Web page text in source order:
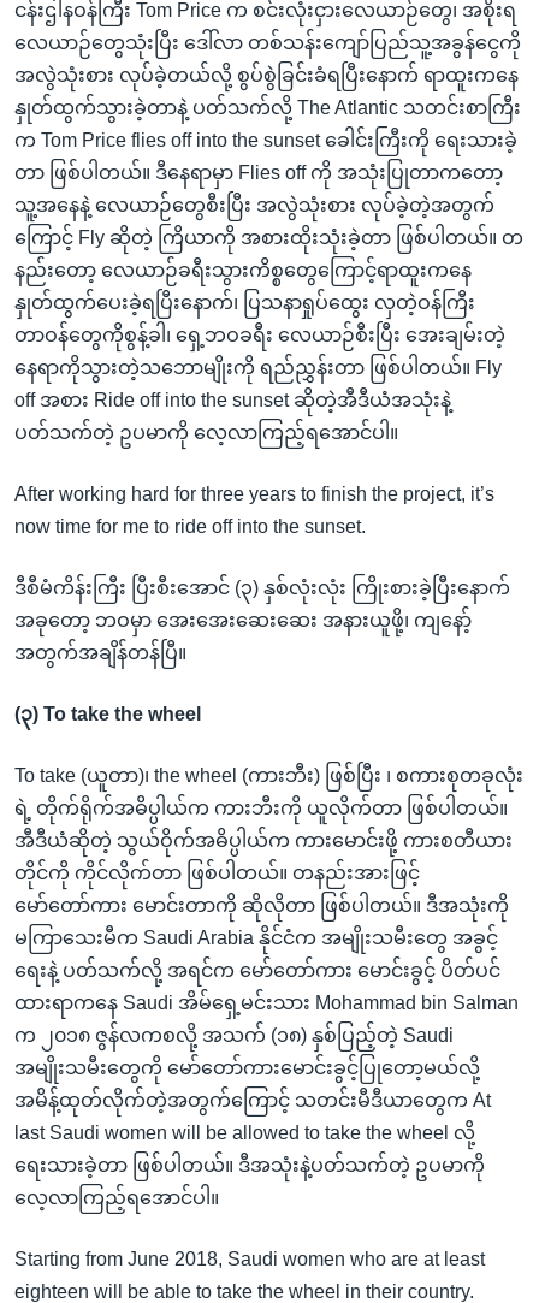
ငန်းဌါနဝန်ကြီး Tom Price က စင်းလုံးငှားလေယာဉ်တွေ၊ အစိုးရ
လေယာဉ်တွေသုံးပြီး ဒေါ်လာ တစ်သန်းကျော်ပြည်သူ့အခွန်ငွေကို
အလွဲသုံးစား လုပ်ခဲ့တယ်လို့ စွပ်စွဲခြင်းခံရပြီးနောက် ရာထူးကနေ
နှုတ်ထွက်သွားခဲ့တာနဲ့ ပတ်သက်လို့ The Atlantic သတင်းစာကြီး
က Tom Price flies off into the sunset ခေါင်းကြီးကို ရေးသားခဲ့
တာ ဖြစ်ပါတယ်။ ဒီနေရာမှာ Flies off ကို အသုံးပြုတာကတော့
သူ့အနေနဲ့ လေယာဉ်တွေစီးပြီး အလွဲသုံးစား လုပ်ခဲ့တဲ့အတွက်
ကြောင့် Fly ဆိုတဲ့ ကြိယာကို အစားထိုးသုံးခဲ့တာ ဖြစ်ပါတယ်။ တ
နည်းတော့ လေယာဉ်ခရီးသွားကိစ္စတွေကြောင့်ရာထူးကနေ
နှုတ်ထွက်ပေးခဲ့ရပြီးနောက်၊ ပြသနာရှုပ်ထွေး လှတဲ့ဝန်ကြီး
တာဝန်တွေကိုစွန့်ခါ၊ ရှေ့ဘဝခရီး လေယာဉ်စီးပြီး အေးချမ်းတဲ့
နေရာကိုသွားတဲ့သဘောမျိုးကို ရည်ညွှန်းတာ ဖြစ်ပါတယ်။ Fly
off အစား Ride off into the sunset ဆိုတဲ့အီဒီယံအသုံးနဲ့
ပတ်သက်တဲ့ ဥပမာကို လေ့လာကြည့်ရအောင်ပါ။
After working hard for three years to finish the project, it’s
now time for me to ride off into the sunset.
ဒီစီမံကိန်းကြီး ပြီးစီးအောင် (၃) နှစ်လုံးလုံး ကြိုးစားခဲ့ပြီးနောက်
အခုတော့ ဘဝမှာ အေးအေးဆေးဆေး အနားယူဖို့၊ ကျနော့်
အတွက်အချိန်တန်ပြီ။
(၃) To take the wheel
To take (ယူတာ)၊ the wheel (ကားဘီး) ဖြစ်ပြီး ၊ စကားစုတခုလုံး
ရဲ့ တိုက်ရိုက်အဓိပ္ပါယ်က ကားဘီးကို ယူလိုက်တာ ဖြစ်ပါတယ်။
အီဒီယံဆိုတဲ့ သွယ်ဝိုက်အဓိပ္ပါယ်က ကားမောင်းဖို့ ကားစတီယား
တိုင်ကို ကိုင်လိုက်တာ ဖြစ်ပါတယ်။ တနည်းအားဖြင့်
မော်တော်ကား မောင်းတာကို ဆိုလိုတာ ဖြစ်ပါတယ်။ ဒီအသုံးကို
မကြာသေးမီက Saudi Arabia နိုင်ငံက အမျိုးသမီးတွေ အခွင့်
ရေးနဲ့ ပတ်သက်လို့ အရင်က မော်တော်ကား မောင်းခွင့် ပိတ်ပင်
ထားရာကနေ Saudi အိမ်ရှေ့မင်းသား Mohammad bin Salman
က ၂၀၁၈ ဇွန်လကစလို့ အသက် (၁၈) နှစ်ပြည့်တဲ့ Saudi
အမျိုးသမီးတွေကို မော်တော်ကားမောင်းခွင့်ပြုတော့မယ်လို့
အမိန့်ထုတ်လိုက်တဲ့အတွက်ကြောင့် သတင်းမီဒီယာတွေက At
last Saudi women will be allowed to take the wheel လို့
ရေးသားခဲ့တာ ဖြစ်ပါတယ်။ ဒီအသုံးနဲ့ပတ်သက်တဲ့ ဥပမာကို
လေ့လာကြည့်ရအောင်ပါ။
Starting from June 2018, Saudi women who are at least
eighteen will be able to take the wheel in their country.